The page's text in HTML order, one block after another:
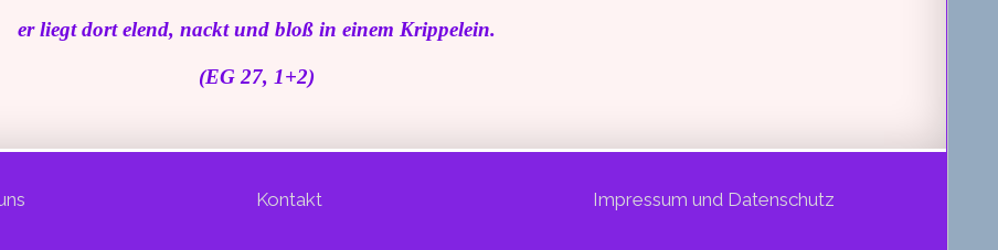
er liegt dort elend, nackt und bloß in einem Krippelein.
(EG 27, 1+2)
Kontakt Impressum und Datenschutz